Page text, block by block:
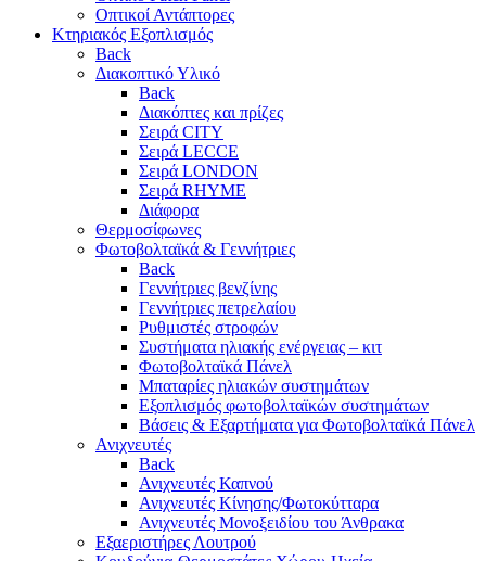
Οπτικοί Αντάπτορες
Κτηριακός Εξοπλισμός
Back
Διακοπτικό Υλικό
Back
Διακόπτες και πρίζες
Σειρά CITY
Σειρά LECCE
Σειρά LONDON
Σειρά RHYME
Διάφορα
Θερμοσίφωνες
Φωτοβολταϊκά & Γεννήτριες
Back
Γεννήτριες βενζίνης
Γεννήτριες πετρελαίου
Ρυθμιστές στροφών
Συστήματα ηλιακής ενέργειας – κιτ
Φωτοβολταϊκά Πάνελ
Μπαταρίες ηλιακών συστημάτων
Εξοπλισμός φωτοβολταϊκών συστημάτων
Βάσεις & Εξαρτήματα για Φωτοβολταϊκά Πάνελ
Ανιχνευτές
Back
Ανιχνευτές Καπνού
Ανιχνευτές Κίνησης/Φωτοκύτταρα
Ανιχνευτές Μονοξειδίου του Άνθρακα
Εξαεριστήρες Λουτρού